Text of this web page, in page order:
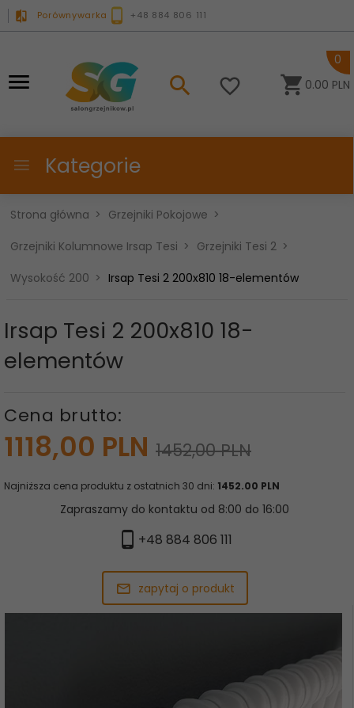
Porównywarka +48 884 806 111
0.00 PLN
0
Kategorie
Strona główna
Grzejniki Pokojowe
Grzejniki Kolumnowe Irsap Tesi
Grzejniki Tesi 2
Wysokość 200
Irsap Tesi 2 200x810 18-elementów
Irsap Tesi 2 200x810 18-
elementów
Cena brutto:
1118,00 PLN 1452,00 PLN
Najniższa cena produktu z ostatnich 30 dni: 1452.00 PLN
Zapraszamy do kontaktu od 8:00 do 16:00
+48 884 806 111
zapytaj o produkt